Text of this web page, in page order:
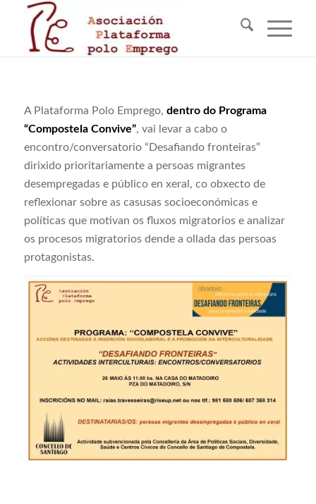
A Plataforma Polo Emprego, dentro do Programa
“Compostela Convive”, vai levar a cabo o
encontro/conversatorio “Desafiando fronteiras”
dirixido prioritariamente a persoas migrantes
desempregadas e público en xeral, co obxecto de
reflexionar sobre as casusas socioeconómicas e
políticas que motivan os fluxos migratorios e analizar
os procesos migratorios dende a ollada das persoas
protagonistas.